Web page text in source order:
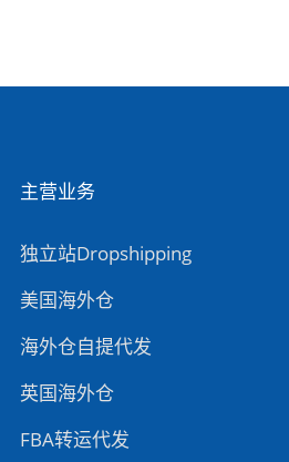
主营业务
独立站Dropshipping
美国海外仓
海外仓自提代发
英国海外仓
FBA转运代发